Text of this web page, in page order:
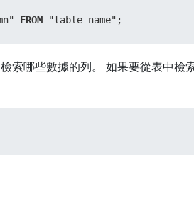
FROM "table_name";
索哪些數據的列。 如果要從表中檢